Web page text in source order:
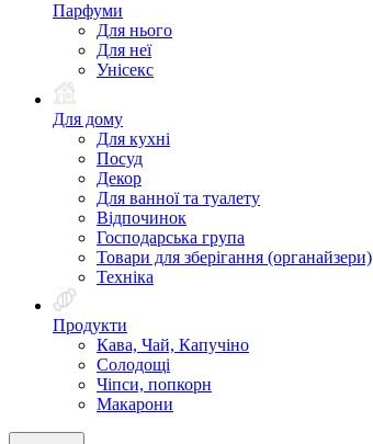
Парфуми
Для нього
Для неї
Унісекс
Для дому
Для кухні
Посуд
Декор
Для ванної та туалету
Відпочинок
Господарська група
Товари для зберігання (органайзери)
Техніка
Продукти
Кава, Чай, Капучіно
Солодощі
Чіпси, попкорн
Макарони